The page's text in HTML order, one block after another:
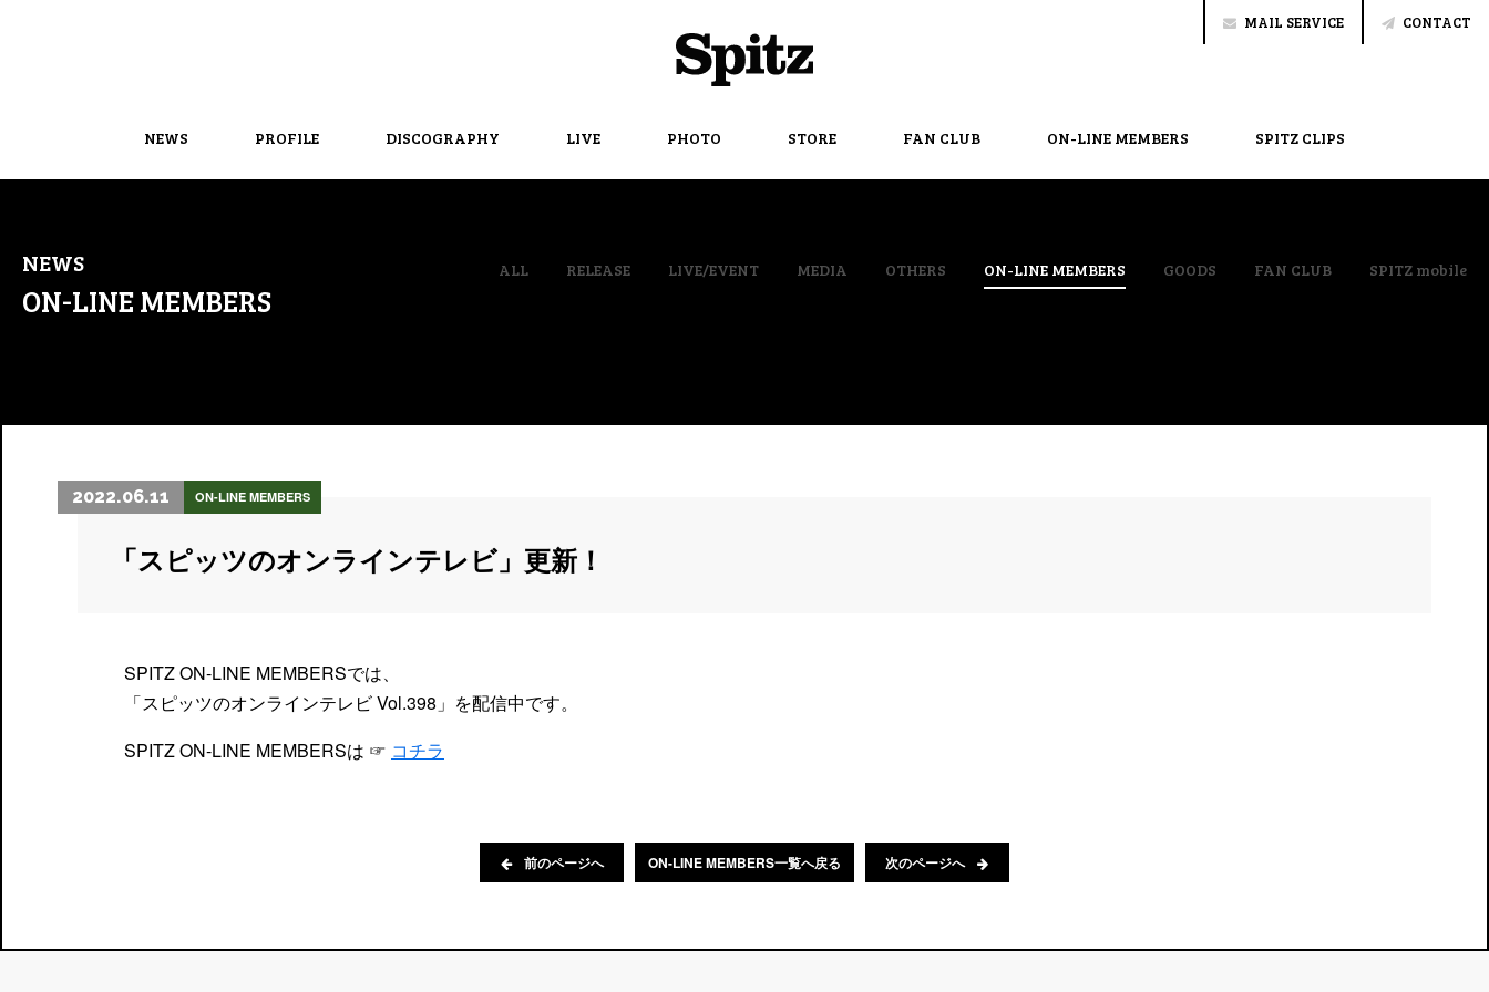
NEWS PROFILE DISCOGRAPHY LIVE PHOTO STORE FAN CLUB ON-LINE MEMBERS SPITZ CLIPS
MAIL SERVICE CONTACT
NEWS
ON-LINE MEMBERS
ALL RELEASE LIVE/EVENT MEDIA OTHERS ON-LINE MEMBERS GOODS FAN CLUB SPITZ mobile
2022.06.11 ON-LINE MEMBERS
「スピッツのオンラインテレビ」更新！
SPITZ ON-LINE MEMBERSでは、
「スピッツのオンラインテレビ Vol.398」を配信中です。
SPITZ ON-LINE MEMBERSは ☞ コチラ
前のページへ ON-LINE MEMBERS一覧へ戻る 次のページへ